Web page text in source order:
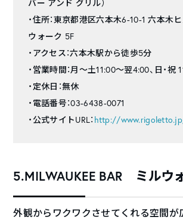
バー アンド グリル）
・住所：東京都港区六本木6-10-1 六本木
ウォーク 5F
・アクセス：六本木駅から徒歩5分
・営業時間：月～土11:00～翌4:00、日・祝
・定休日：無休
・電話番号：03-6438-0071
・公式サイトURL： http://
5.MILWAUKEE BAR ミルウ
外観からワクワクさせてくれる空間が